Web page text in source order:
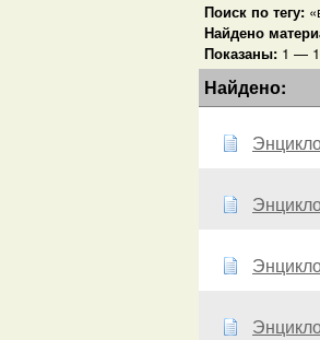
Поиск по тегу:
Найдено
Показаны: 1 —
Найдено: